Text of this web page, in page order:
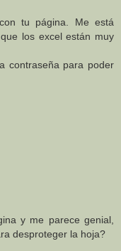
tu página. Me está
los excel están muy
contraseña para poder
y me parece genial,
desproteger la hoja?